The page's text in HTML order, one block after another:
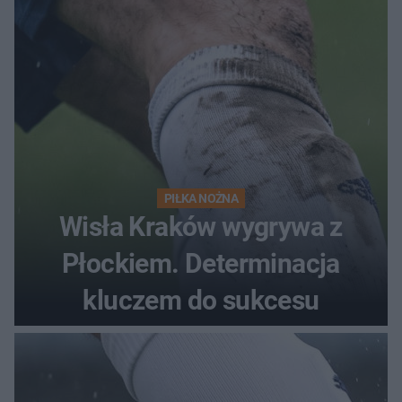
PIŁKA NOŻNA
Wisła Kraków wygrywa z
Płockiem. Determinacja
kluczem do sukcesu